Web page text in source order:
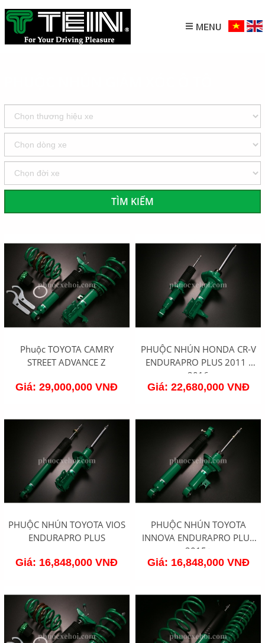
MENU
TÌM KIẾM
Phuộc TOYOTA CAMRY
STREET ADVANCE Z
Giá: 29,000,000 VNĐ
PHUỘC NHÚN HONDA CR-V
ENDURAPRO PLUS 2011 -
2016
Giá: 22,680,000 VNĐ
PHUỘC NHÚN TOYOTA VIOS
ENDURAPRO PLUS
Giá: 16,848,000 VNĐ
PHUỘC NHÚN TOYOTA
INNOVA ENDURAPRO PLUS
2015+
Giá: 16,848,000 VNĐ